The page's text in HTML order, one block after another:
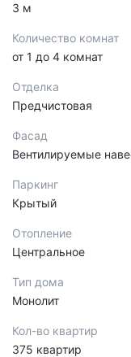
3 м
Количество комнат
от 1 до 4 комнат
Отделка
Предчистовая
Фасад
Вентилируемые
Паркинг
Крытый
Отопление
Центральное
Тип дома
Монолит
Кол-во квартир
375 квартир